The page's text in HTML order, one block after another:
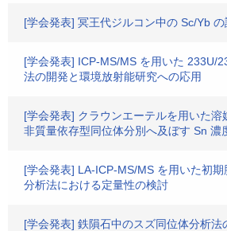
[学会発表] 冥王代ジルコン中の Sc/Yb
[学会発表] ICP-MS/MS を用いた 233U/
法の開発と環境放射能研究への応用
[学会発表] クラウンエーテルを用いた溶
非質量依存型同位体分別へ及ぼす Sn 濃
[学会発表] LA-ICP-MS/MS を用いた初
分析法における定量性の検討
[学会発表] 鉄隕石中のスズ同位体分析法